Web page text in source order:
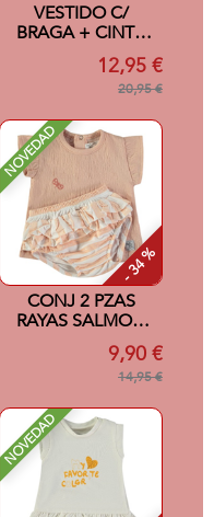
VESTIDO C/
BRAGA + CINTA
SALMON 24M
12,95 €
20,95 €
NOVEDAD
- 34 %
CONJ 2 PZAS
RAYAS SALMON
9,90 €
14,95 €
NOVEDAD